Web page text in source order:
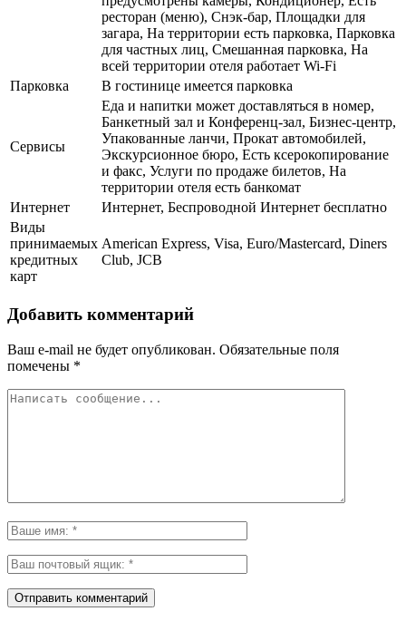
ресторан (меню), Снэк-бар, Площадки для
загара, На территории есть парковка, Парковка
для частных лиц, Смешанная парковка, На
всей территории отеля работает Wi-Fi
Парковка
В гостинице имеется парковка
Сервисы
Еда и напитки может доставляться в номер,
Банкетный зал и Конференц-зал, Бизнес-центр,
Упакованные ланчи, Прокат автомобилей,
Экскурсионное бюро, Есть ксерокопирование
и факс, Услуги по продаже билетов, На
территории отеля есть банкомат
Интернет
Интернет, Беспроводной Интернет бесплатно
Виды
принимаемых
кредитных
карт
American Express, Visa, Euro/Mastercard, Diners
Club, JCB
Добавить комментарий
Ваш e-mail не будет опубликован. Обязательные поля
помечены *